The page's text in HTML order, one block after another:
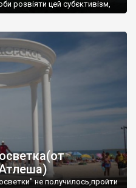
розвіяти цей субєктивізм,
не получилось,пройти